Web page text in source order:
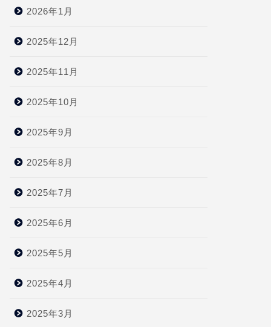
2026年1月
2025年12月
2025年11月
2025年10月
2025年9月
2025年8月
2025年7月
2025年6月
2025年5月
2025年4月
2025年3月